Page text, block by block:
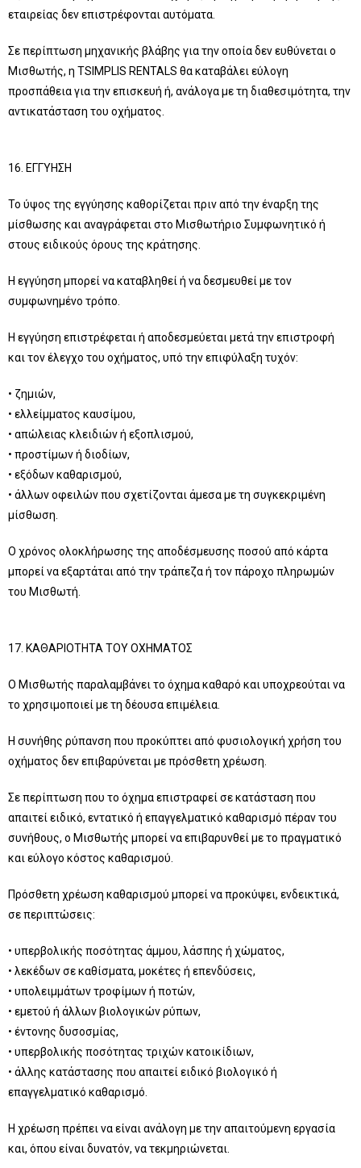
εταιρείας δεν επιστρέφονται αυτόματα.
Σε περίπτωση μηχανικής βλάβης για την οποία δεν ευθύνεται ο
Μισθωτής, η TSIMPLIS RENTALS θα καταβάλει εύλογη
προσπάθεια για την επισκευή ή, ανάλογα με τη διαθεσιμότητα, την
αντικατάσταση του οχήματος.
16. ΕΓΓΥΗΣΗ
Το ύψος της εγγύησης καθορίζεται πριν από την έναρξη της
μίσθωσης και αναγράφεται στο Μισθωτήριο Συμφωνητικό ή
στους ειδικούς όρους της κράτησης.
Η εγγύηση μπορεί να καταβληθεί ή να δεσμευθεί με τον
συμφωνημένο τρόπο.
Η εγγύηση επιστρέφεται ή αποδεσμεύεται μετά την επιστροφή
και τον έλεγχο του οχήματος, υπό την επιφύλαξη τυχόν:
• ζημιών,
• ελλείμματος καυσίμου,
• απώλειας κλειδιών ή εξοπλισμού,
• προστίμων ή διοδίων,
• εξόδων καθαρισμού,
• άλλων οφειλών που σχετίζονται άμεσα με τη συγκεκριμένη
μίσθωση.
Ο χρόνος ολοκλήρωσης της αποδέσμευσης ποσού από κάρτα
μπορεί να εξαρτάται από την τράπεζα ή τον πάροχο πληρωμών
του Μισθωτή.
17. ΚΑΘΑΡΙΟΤΗΤΑ ΤΟΥ ΟΧΗΜΑΤΟΣ
Ο Μισθωτής παραλαμβάνει το όχημα καθαρό και υποχρεούται να
το χρησιμοποιεί με τη δέουσα επιμέλεια.
Η συνήθης ρύπανση που προκύπτει από φυσιολογική χρήση του
οχήματος δεν επιβαρύνεται με πρόσθετη χρέωση.
Σε περίπτωση που το όχημα επιστραφεί σε κατάσταση που
απαιτεί ειδικό, εντατικό ή επαγγελματικό καθαρισμό πέραν του
συνήθους, ο Μισθωτής μπορεί να επιβαρυνθεί με το πραγματικό
και εύλογο κόστος καθαρισμού.
Πρόσθετη χρέωση καθαρισμού μπορεί να προκύψει, ενδεικτικά,
σε περιπτώσεις:
• υπερβολικής ποσότητας άμμου, λάσπης ή χώματος,
• λεκέδων σε καθίσματα, μοκέτες ή επενδύσεις,
• υπολειμμάτων τροφίμων ή ποτών,
• εμετού ή άλλων βιολογικών ρύπων,
• έντονης δυσοσμίας,
• υπερβολικής ποσότητας τριχών κατοικίδιων,
• άλλης κατάστασης που απαιτεί ειδικό βιολογικό ή
επαγγελματικό καθαρισμό.
Η χρέωση πρέπει να είναι ανάλογη με την απαιτούμενη εργασία
και, όπου είναι δυνατόν, να τεκμηριώνεται.